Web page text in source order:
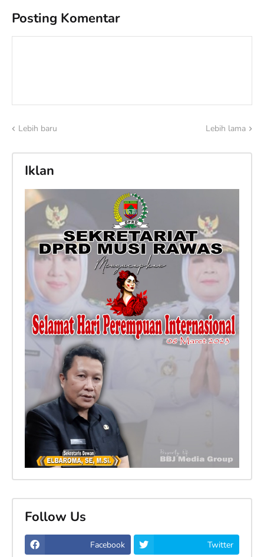
Posting Komentar
Lebih baru Lebih lama
Iklan
Follow Us
Facebook Twitter